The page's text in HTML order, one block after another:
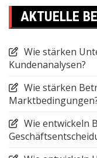
AKTUELLE
Wie stärken
Kundenanalysen?
Wie stärken
Wie entwickeln